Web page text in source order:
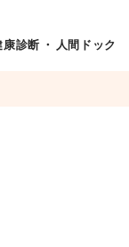
康診断 ・ 人間ドック